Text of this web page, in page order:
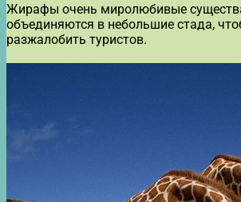
Жирафы очень миролюбивые
объединяются в небольшие стада,
разжалобить туристов.